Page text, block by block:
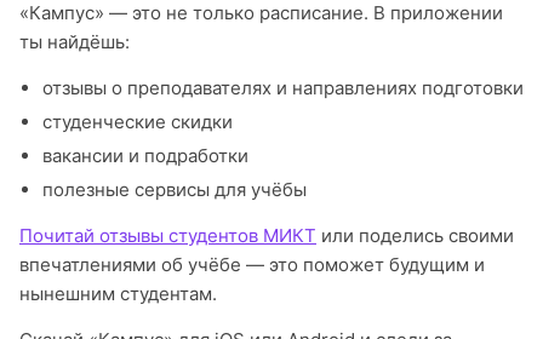
«Кампус» — это не только расписание. В приложении
ты найдёшь:
отзывы о преподавателях и направлениях подготовки
студенческие скидки
вакансии и подработки
полезные сервисы для учёбы
Почитай отзывы студентов МИКТ или поделись своими
впечатлениями об учёбе — это поможет будущим и
нынешним студентам.